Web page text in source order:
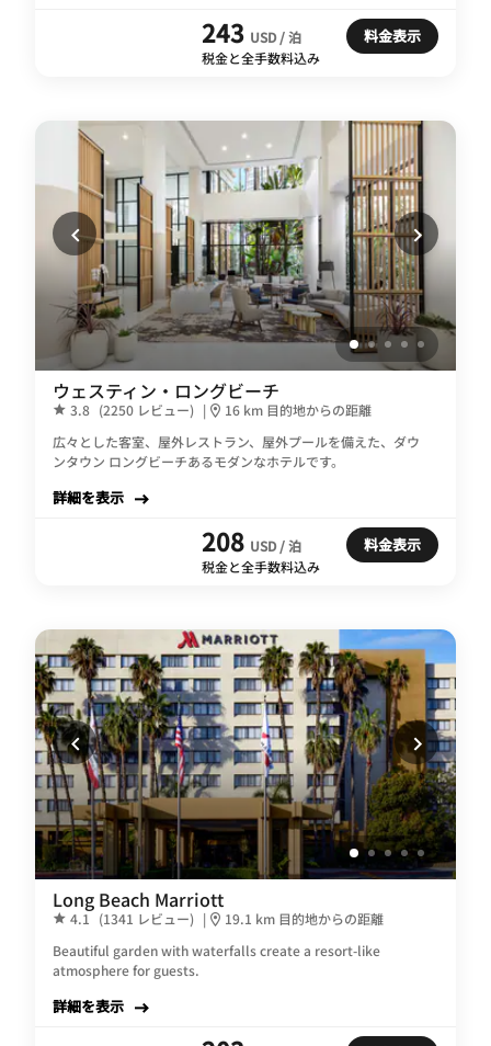
243 USD / 泊
税金と全手数料込み
料金表示
ウェスティン・ロングビーチ
3.8 (2250 レビュー) |
16 km 目的地からの距離
広々とした客室、屋外レストラン、屋外プールを備えた、ダウ
ンタウン ロングビーチあるモダンなホテルです。
詳細を表示
208 USD / 泊
税金と全手数料込み
料金表示
Long Beach Marriott
4.1 (1341 レビュー) |
19.1 km 目的地からの距離
Beautiful garden with waterfalls create a resort-like
atmosphere for guests.
詳細を表示